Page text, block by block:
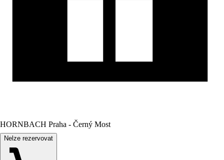
HORNBACH Praha - Černý Most
Nelze rezervovat